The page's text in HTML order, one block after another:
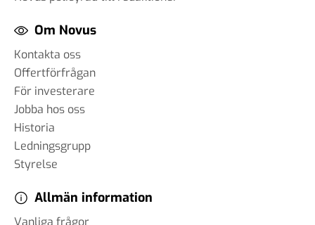
Om Novus
Kontakta oss
Offertförfrågan
För investerare
Jobba hos oss
Historia
Ledningsgrupp
Styrelse
Allmän information